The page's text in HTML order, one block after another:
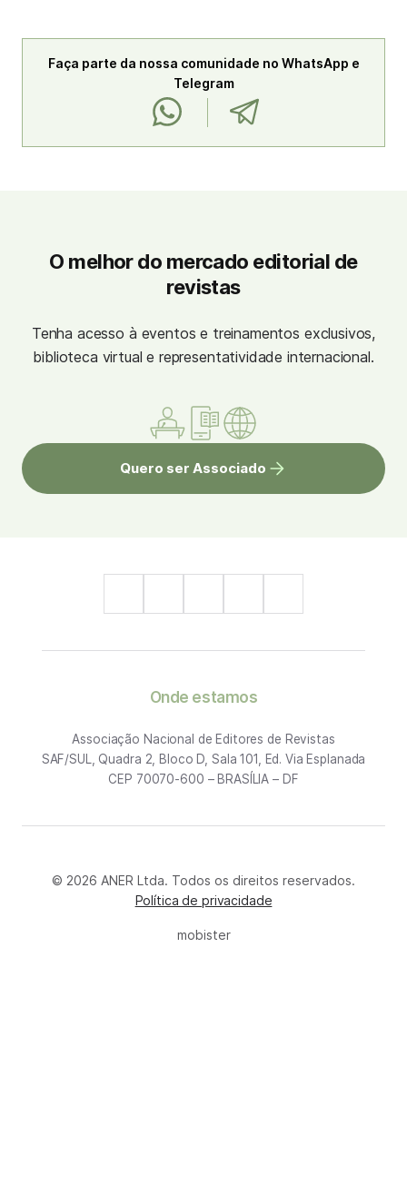
Faça parte da nossa comunidade no WhatsApp e
Telegram
O melhor do mercado editorial de
revistas
Tenha acesso à eventos e treinamentos exclusivos,
biblioteca virtual e representatividade internacional.
Quero ser Associado
Onde estamos
Associação Nacional de Editores de Revistas
SAF/SUL, Quadra 2, Bloco D, Sala 101, Ed. Via Esplanada
CEP 70070-600 – BRASÍLIA – DF
© 2026 ANER Ltda. Todos os direitos reservados.
Política de privacidade
mobister